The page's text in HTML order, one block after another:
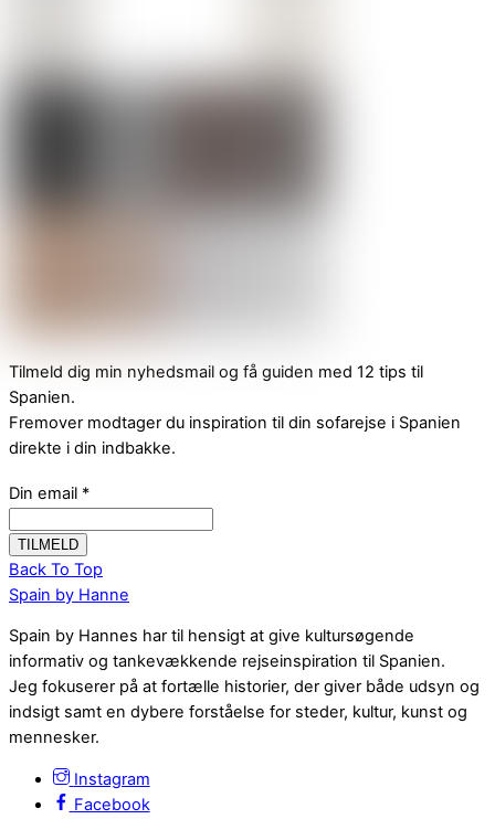
Tilmeld dig min nyhedsmail og få guiden med 12 tips til
Spanien.
Fremover modtager du inspiration til din sofarejse i Spanien
direkte i din indbakke.
Din email *
Back To Top
Spain by Hanne
Spain by Hannes har til hensigt at give kultursøgende
informativ og tankevækkende rejseinspiration til Spanien.
Jeg fokuserer på at fortælle historier, der giver både udsyn og
indsigt samt en dybere forståelse for steder, kultur, kunst og
mennesker.
Instagram
Facebook